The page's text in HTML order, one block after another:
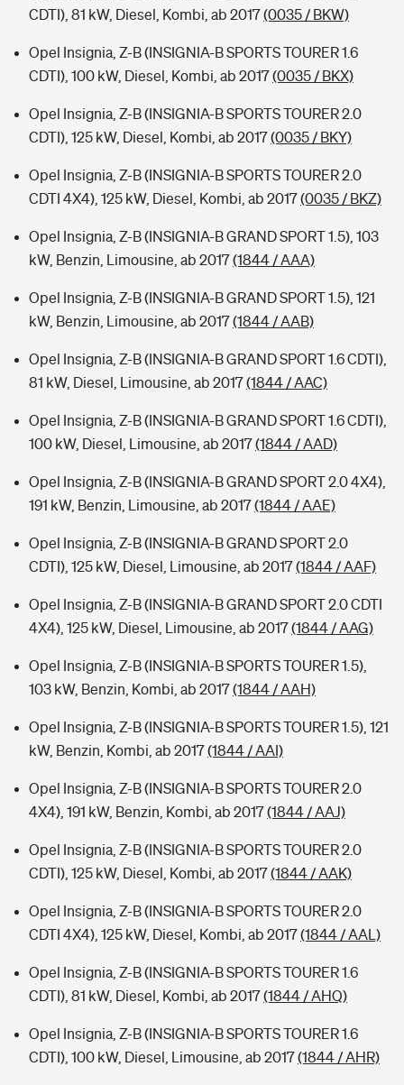
CDTI), 81 kW, Diesel, Kombi, ab 2017(0035 / BKW)
Opel Insignia, Z-B (INSIGNIA-B SPORTS TOURER 1.6
CDTI), 100 kW, Diesel, Kombi, ab 2017(0035 / BKX)
Opel Insignia, Z-B (INSIGNIA-B SPORTS TOURER 2.0
CDTI), 125 kW, Diesel, Kombi, ab 2017(0035 / BKY)
Opel Insignia, Z-B (INSIGNIA-B SPORTS TOURER 2.0
CDTI 4X4), 125 kW, Diesel, Kombi, ab 2017(0035 / BKZ)
Opel Insignia, Z-B (INSIGNIA-B GRAND SPORT 1.5), 103
kW, Benzin, Limousine, ab 2017(1844 / AAA)
Opel Insignia, Z-B (INSIGNIA-B GRAND SPORT 1.5), 121
kW, Benzin, Limousine, ab 2017(1844 / AAB)
Opel Insignia, Z-B (INSIGNIA-B GRAND SPORT 1.6 CDTI),
81 kW, Diesel, Limousine, ab 2017(1844 / AAC)
Opel Insignia, Z-B (INSIGNIA-B GRAND SPORT 1.6 CDTI),
100 kW, Diesel, Limousine, ab 2017(1844 / AAD)
Opel Insignia, Z-B (INSIGNIA-B GRAND SPORT 2.0 4X4),
191 kW, Benzin, Limousine, ab 2017(1844 / AAE)
Opel Insignia, Z-B (INSIGNIA-B GRAND SPORT 2.0
CDTI), 125 kW, Diesel, Limousine, ab 2017(1844 / AAF)
Opel Insignia, Z-B (INSIGNIA-B GRAND SPORT 2.0 CDTI
4X4), 125 kW, Diesel, Limousine, ab 2017(1844 / AAG)
Opel Insignia, Z-B (INSIGNIA-B SPORTS TOURER 1.5),
103 kW, Benzin, Kombi, ab 2017(1844 / AAH)
Opel Insignia, Z-B (INSIGNIA-B SPORTS TOURER 1.5), 121
kW, Benzin, Kombi, ab 2017(1844 / AAI)
Opel Insignia, Z-B (INSIGNIA-B SPORTS TOURER 2.0
4X4), 191 kW, Benzin, Kombi, ab 2017(1844 / AAJ)
Opel Insignia, Z-B (INSIGNIA-B SPORTS TOURER 2.0
CDTI), 125 kW, Diesel, Kombi, ab 2017(1844 / AAK)
Opel Insignia, Z-B (INSIGNIA-B SPORTS TOURER 2.0
CDTI 4X4), 125 kW, Diesel, Kombi, ab 2017(1844 / AAL)
Opel Insignia, Z-B (INSIGNIA-B SPORTS TOURER 1.6
CDTI), 81 kW, Diesel, Kombi, ab 2017(1844 / AHQ)
Opel Insignia, Z-B (INSIGNIA-B SPORTS TOURER 1.6
CDTI), 100 kW, Diesel, Limousine, ab 2017(1844 / AHR)